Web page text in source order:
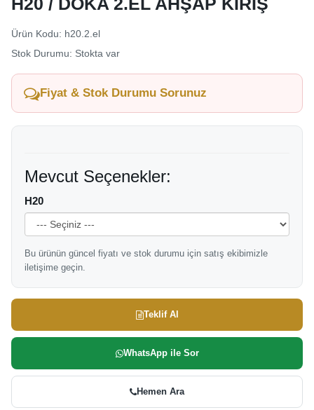
Ürün Kodu: h20.2.el
Stok Durumu: Stokta var
Fiyat & Stok Durumu Sorunuz
Mevcut Seçenekler:
H20
Bu ürünün güncel fiyatı ve stok durumu için satış ekibimizle
iletişime geçin.
Teklif Al
WhatsApp ile Sor
Hemen Ara